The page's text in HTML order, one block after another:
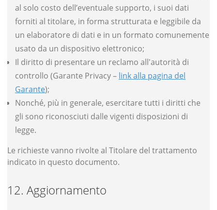
al solo costo dell’eventuale supporto, i suoi dati
forniti al titolare, in forma strutturata e leggibile da
un elaboratore di dati e in un formato comunemente
usato da un dispositivo elettronico;
Il diritto di presentare un reclamo all'autorità di
controllo (Garante Privacy – link alla pagina del
Garante);
Nonché, più in generale, esercitare tutti i diritti che
gli sono riconosciuti dalle vigenti disposizioni di
legge.
Le richieste vanno rivolte al Titolare del trattamento
indicato in questo documento.
Aggiornamento